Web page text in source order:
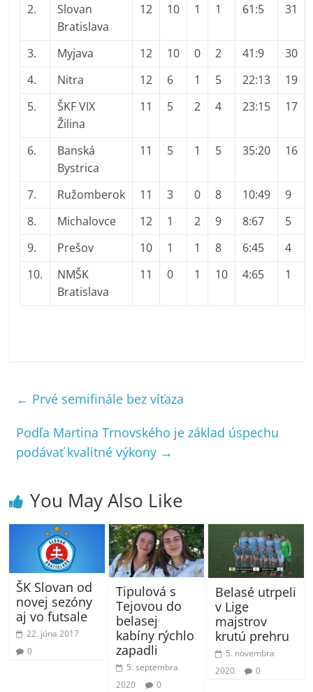
2.
Slovan
Bratislava
12 10 1 1 61:5 31
3. Myjava 12 10 0 2 41:9
30
4.
Nitra 12 6 1 5 22:13
19
5.
ŠKF VIX
Žilina
11 5 2 4 23:15 17
6.
Banská
Bystrica
11 5 1 5 35:20 16
7. Ružomberok 11 3 0 8 10:49
9
8.
Michalovce 12 1 2 9 8:67
5
9.
Prešov 10 1 1 8 6:45
4
10.
NMŠK
Bratislava
11 0 1 10 4:65 1
← Prvé semifinále bez víťaza
Podľa Martina Trnovského je základ úspechu
podávať kvalitné výkony →
You May Also Like
ŠK Slovan od
novej sezóny
aj vo futsale
22. júna 2017
0
Tipulová s
Tejovou do
belasej
kabíny rýchlo
zapadli
5. septembra
2020
0
Belasé utrpeli
v Lige
majstrov
krutú prehru
5. novembra
2020
0